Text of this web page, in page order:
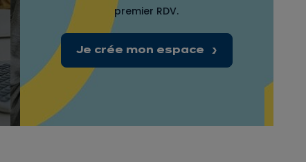
premier RDV.
Je crée mon espace